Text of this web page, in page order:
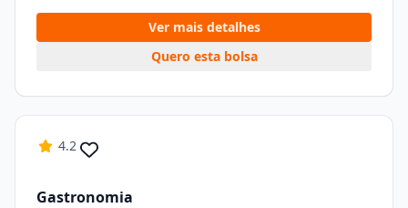
Ver mais detalhes
Quero esta bolsa
4.2
Gastronomia